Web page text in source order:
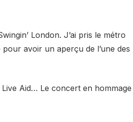
London. J’ai pris le métro
avoir un aperçu de l’une des
Aid… Le concert en hommage